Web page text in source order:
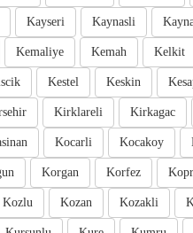
Kaynasli
Kayseri
Kelkit
Kemah
Kemaliye
Keskin
Kestel
Kirkagac
Kirklareli
Kocakoy
Kocarli
Korfez
Korgan
Kozakli
Kozan
Kozlu